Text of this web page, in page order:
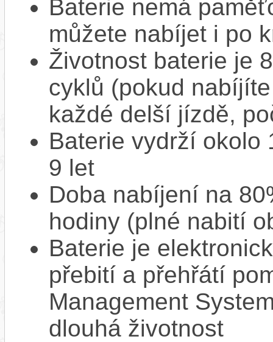
Baterie nemá
můžete nabíjet i po
Životnost baterie je
cyklů (pokud
každé delší jízdě,
Baterie vydrží okolo
9 let
Doba nabíjení na
hodiny (plné nabití
Baterie je
přebití a přehřátí
Management
dlouhá životnost